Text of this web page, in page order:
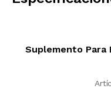
Suplemento Para